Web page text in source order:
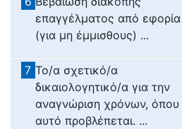
επαγγέλματος από εφορία
(για μη έμμισθους) ...
7 Το/α σχετικό/α
δικαιολογητικό/α για την
αναγνώριση χρόνων, όπου
αυτό προβλέπεται. ...